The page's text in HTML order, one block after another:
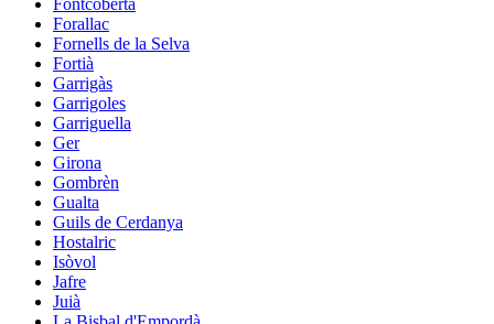
Forallac
Fornells de la Selva
Fortià
Garrigàs
Garrigoles
Garriguella
Ger
Girona
Gombrèn
Gualta
Guils de Cerdanya
Hostalric
Isòvol
Jafre
Juià